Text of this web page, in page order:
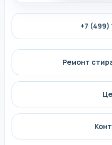
+7 (499)
Ремонт